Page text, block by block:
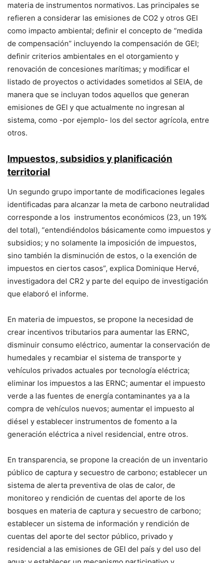
materia de instrumentos normativos. Las principales se
refieren a considerar las emisiones de CO2 y otros GEI
como impacto ambiental; definir el concepto de “medida
de compensación” incluyendo la compensación de GEI;
definir criterios ambientales en el otorgamiento y
renovación de concesiones marítimas; y modificar el
listado de proyectos o actividades sometidos al SEIA, de
manera que se incluyan todos aquellos que generan
emisiones de GEI y que actualmente no ingresan al
sistema, como -por ejemplo- los del sector agrícola, entre
otros.
Impuestos, subsidios y planificación
territorial
Un segundo grupo importante de modificaciones legales
identificadas para alcanzar la meta de carbono neutralidad
corresponde a los instrumentos económicos (23, un 19%
del total), “entendiéndolos básicamente como impuestos y
subsidios; y no solamente la imposición de impuestos,
sino también la disminución de estos, o la exención de
impuestos en ciertos casos”, explica Dominique Hervé,
investigadora del CR2 y parte del equipo de investigación
que elaboró el informe.
En materia de impuestos, se propone la necesidad de
crear incentivos tributarios para aumentar las ERNC,
disminuir consumo eléctrico, aumentar la conservación de
humedales y recambiar el sistema de transporte y
vehículos privados actuales por tecnología eléctrica;
eliminar los impuestos a las ERNC; aumentar el impuesto
verde a las fuentes de energía contaminantes ya a la
compra de vehículos nuevos; aumentar el impuesto al
diésel y establecer instrumentos de fomento a la
generación eléctrica a nivel residencial, entre otros.
En transparencia, se propone la creación de un inventario
público de captura y secuestro de carbono; establecer un
sistema de alerta preventiva de olas de calor, de
monitoreo y rendición de cuentas del aporte de los
bosques en materia de captura y secuestro de carbono;
establecer un sistema de información y rendición de
cuentas del aporte del sector público, privado y
residencial a las emisiones de GEI del país y del uso del